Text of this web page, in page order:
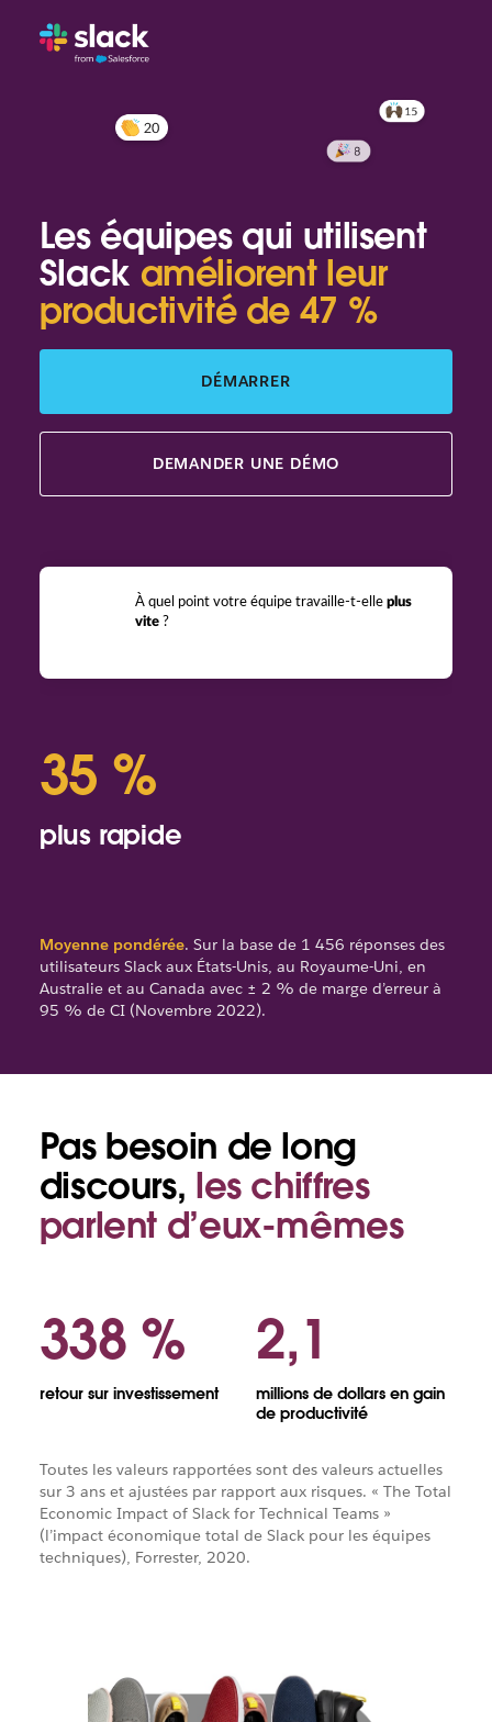
Les équipes qui utilisent
Slack améliorent leur
productivité de 47 %
DÉMARRER
DEMANDER UNE DÉMO
À quel point votre équipe travaille-t-elleplus
vite?
35 %
plus rapide
Moyenne pondérée. Sur la base de 1 456 réponses des
utilisateurs Slack aux États-Unis, au Royaume-Uni, en
Australie et au Canada avec ± 2 % de marge d’erreur à
95 % de CI (Novembre 2022).
Tirelire
avec
pièces
Pas besoin de long
discours, les chiffres
parlent d’eux-mêmes
338 %
retour sur investissement
2,1
millions de dollars en gain
de productivité
Toutes les valeurs rapportées sont des valeurs actuelles
sur 3 ans et ajustées par rapport aux risques. « The Total
Economic Impact of Slack for Technical Teams »
(l’impact économique total de Slack pour les équipes
techniques), Forrester, 2020.